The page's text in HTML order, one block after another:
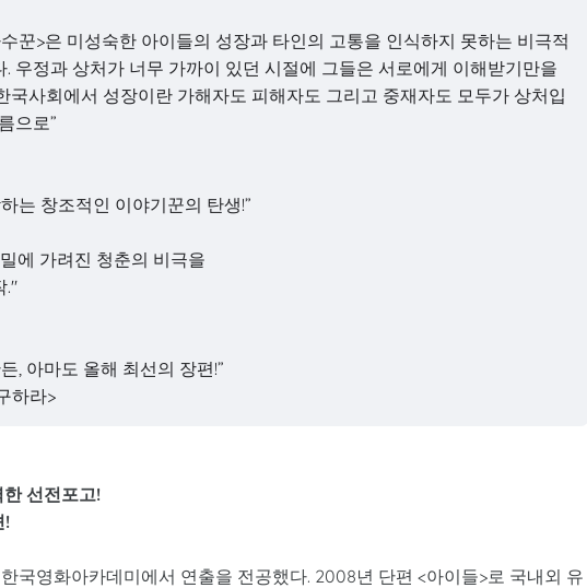
꾼>은 미성숙한 아이들의 성장과 타인의 고통을 인식하지 못하는 비극적
우정과 상처가 너무 가까이 있던 시절에 그들은 서로에게 이해받기만을
국사회에서 성장이란 가해자도 피해자도 그리고 중재자도 모두가 상처입
으로”
는 창조적인 이야기꾼의 탄생!”
에 가려진 청춘의 비극을
."
, 아마도 올해 최선의 장편!”
하라>
선전포고!
!
국영화아카데미에서 연출을 전공했다. 2008년 단편 <아이들>로 국내외 유